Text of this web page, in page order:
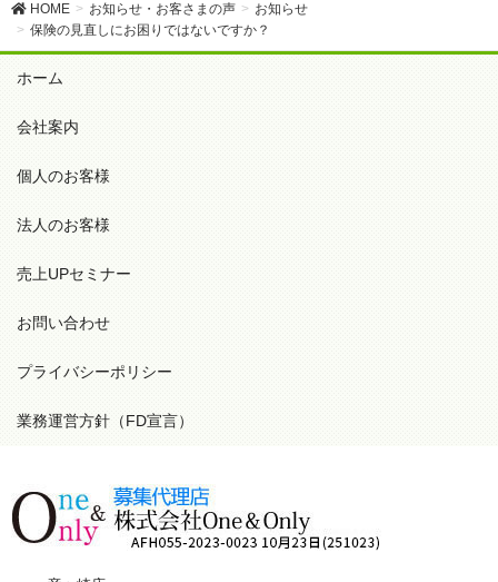
HOME お知らせ・お客さまの声
お知らせ
保険の見直しにお困りではないですか？
ホーム
会社案内
個人のお客様
法人のお客様
売上UPセミナー
お問い合わせ
プライバシーポリシー
業務運営方針（FD宣言）